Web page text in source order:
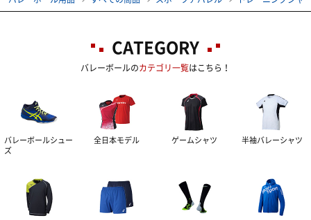
CATEGORY
バレーボールのカテゴリ一覧はこちら！
バレーボールシュー
ズ
全日本モデル ゲームシャツ 半袖バレーシャツ